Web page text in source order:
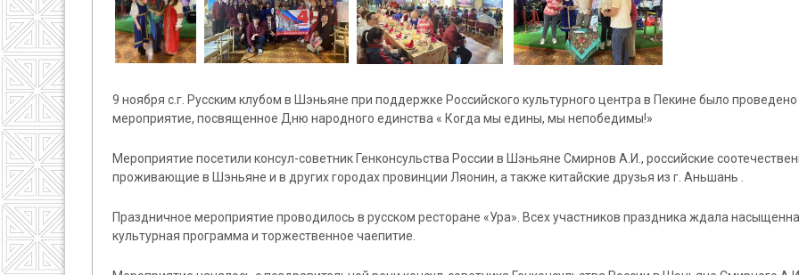
9 ноября с.г. Русским клубом в Шэньяне при поддержке Российского культурного центра в Пекине было проведено
мероприятие, посвященное Дню народного единства « Когда мы едины, мы непобедимы!»
Мероприятие посетили консул-советник Генконсульства России в Шэньяне Смирнов А.И., российские
проживающие в Шэньяне и в других городах провинции Ляонин, а также китайские друзья из г. Аньшань .
Праздничное мероприятие проводилось в русском ресторане «Ура». Всех участников праздника ждала
культурная программа и торжественное чаепитие.